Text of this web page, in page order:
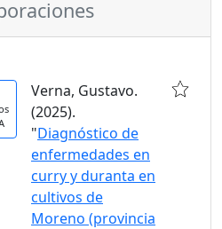
Verna, Gustavo.
(2025).
"Diagnóstico de
enfermedades en
curry y duranta en
cultivos de
Moreno (provincia